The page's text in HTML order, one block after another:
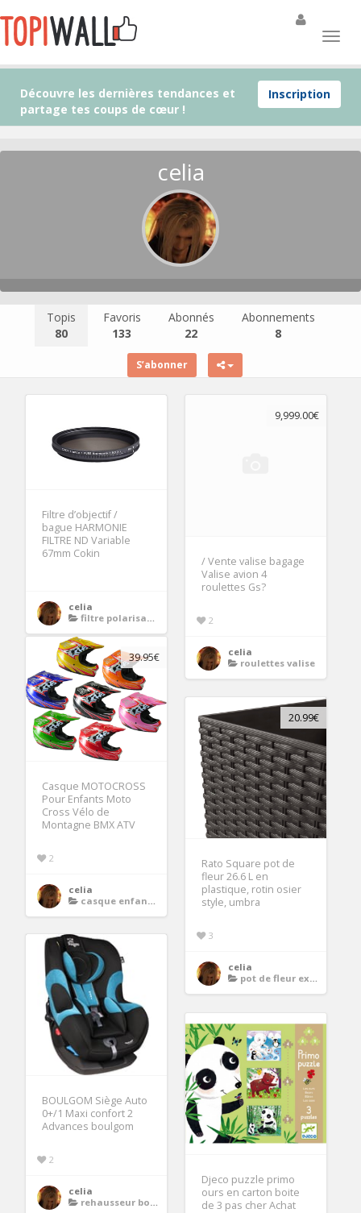
Inscription
Découvre les dernières tendances et
partage tes coups de cœur !
celia
Topis
80
Favoris
133
Abonnés
22
Abonnements
8
S’abonner
Filtre d’objectif /
bague HARMONIE
FILTRE ND Variable
67mm Cokin
celia
filtre polarisant 67mm
9,999.00€
/ Vente valise bagage
Valise avion 4
roulettes Gs?
2
celia
roulettes valise
39.95€
Casque MOTOCROSS
Pour Enfants Moto
Cross Vélo de
Montagne BMX ATV
2
celia
casque enfant moto
20.99€
Rato Square pot de
fleur 26.6 L en
plastique, rotin osier
style, umbra
3
celia
pot de fleur exterieur en resine
BOULGOM Siège Auto
0+/1 Maxi confort 2
Advances boulgom
2
celia
rehausseur boulgom
Djeco puzzle primo
ours en carton boite
de 3 pas cher Achat